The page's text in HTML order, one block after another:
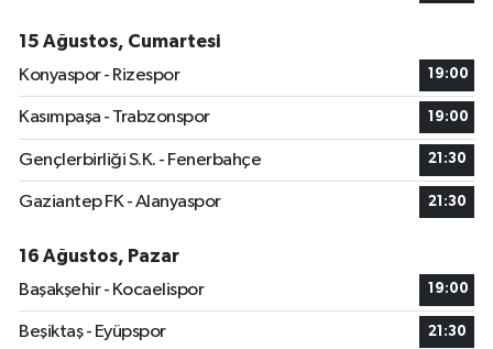
15 Ağustos, Cumartesi
Konyaspor - Rizespor
19:00
Kasımpaşa - Trabzonspor 19:00
Gençlerbirliği S.K. - Fenerbahçe 21:30
Gaziantep FK - Alanyaspor 21:30
16 Ağustos, Pazar
Başakşehir - Kocaelispor
19:00
Beşiktaş - Eyüpspor 21:30